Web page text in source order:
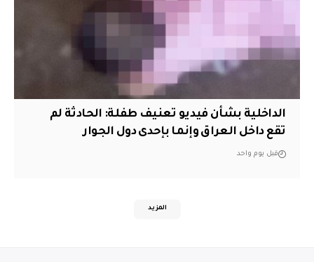
الداخلية بشأن فيديو تعنيف طفلة: الحادثة لم
تقع داخل العراق وإنما بإحدى دول الجوار
قبل يوم واحد
المزيد